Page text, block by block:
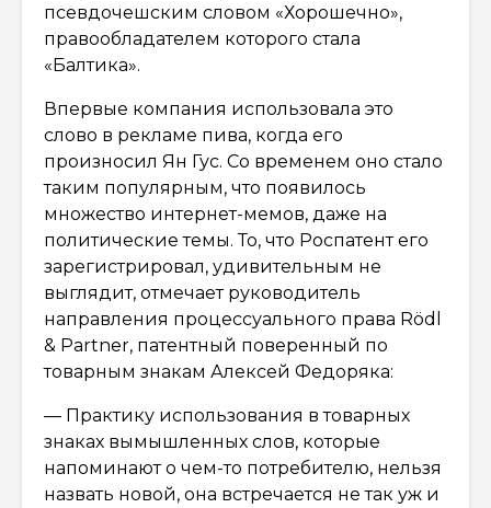
псевдочешским словом «Хорошечно»,
правообладателем которого стала
«Балтика».
Впервые компания использовала это
слово в рекламе пива, когда его
произносил Ян Гус. Со временем оно стало
таким популярным, что появилось
множество интернет-мемов, даже на
политические темы. То, что Роспатент его
зарегистрировал, удивительным не
выглядит, отмечает руководитель
направления процессуального права Rödl
& Partner, патентный поверенный по
товарным знакам Алексей Федоряка:
— Практику использования в товарных
знаках вымышленных слов, которые
напоминают о чем-то потребителю, нельзя
назвать новой, она встречается не так уж и